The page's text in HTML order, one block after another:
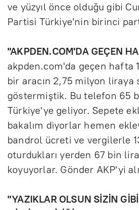
ve yüzyıl önce olduğu gibi
Partisi Türkiye'nin birinci
"AKPDEN.COM'DA GEÇEN
akpden.com'da geçen hafta
bir aracın 2,75 milyon liraya
göstermiştik. Bu telefon 65
Türkiye'ye geliyor. Sepete
bakalım diyorlar hemen
bandrol ücreti ve vergilerle
oturdukları yerden 67 bin
koyuyorlar. Gönder AKP'yi
"YAZIKLAR OLSUN SİZİN